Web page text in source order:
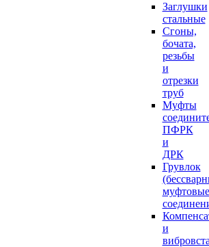
Заглушки
стальные
Сгоны,
бочата,
резьбы
и
отрезки
труб
Муфты
ПФРК
и
ДРК
Грувлок
муфтовые
и